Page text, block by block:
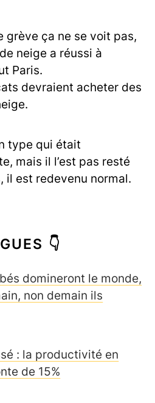
grève ça ne se voit pas,
neige a réussi à
Paris.
devraient acheter des
type qui était
mais il l’est pas resté
il est redevenu normal.
👇
domineront le monde,
non demain ils
: la productivité en
de 15%